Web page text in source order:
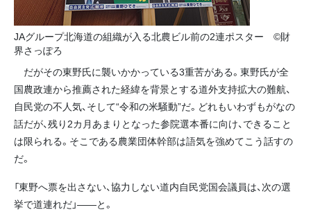
JAグループ北海道の組織が入る北農ビル前の2連ポスター ©財
界さっぽろ
だがその東野氏に襲いかかっている3重苦がある。東野氏が全
国農政連から推薦された経緯を背景とする道外支持拡大の難航、
自民党の不人気、そして“令和の米騒動”だ。どれもいわずもがなの
話だが、残り2カ月あまりとなった参院選本番に向け、できること
は限られる。そこである農業団体幹部は語気を強めてこう話すの
だ。
「東野へ票を出さない、協力しない道内自民党国会議員は、次の選
挙で道連れだ」――と。